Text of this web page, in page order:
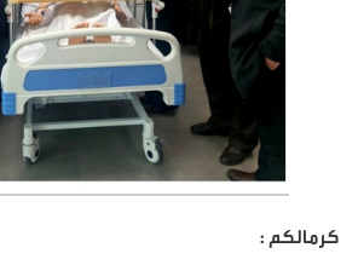
كرمالكم :